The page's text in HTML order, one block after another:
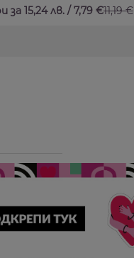
за 15,24 лв. / 7,79 €11,19 €